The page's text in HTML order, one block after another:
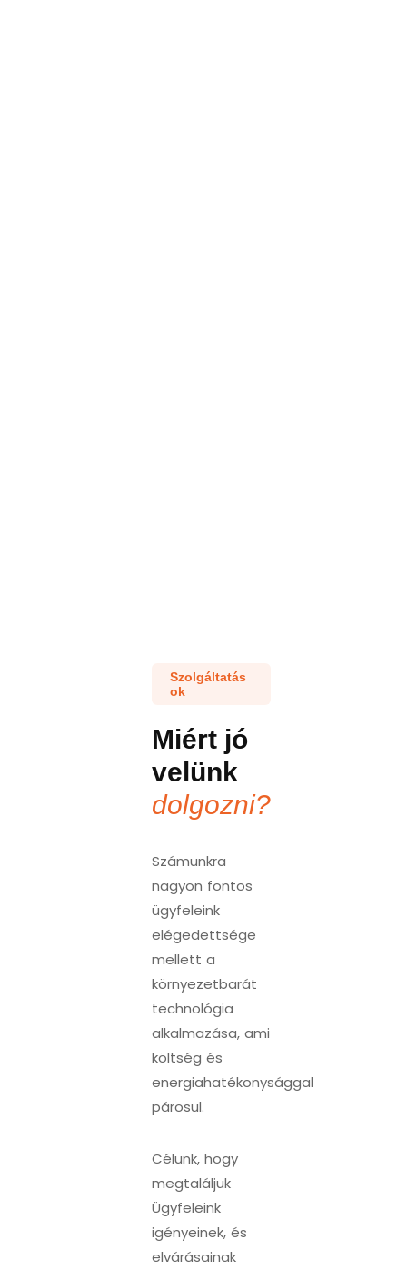
Szolgáltatás
ok
Miért jó
velünk
dolgozni?
Számunkra
nagyon fontos
ügyfeleink
elégedettsége
mellett a
környezetbarát
technológia
alkalmazása, ami
költség és
energiahatékonysággal
párosul.
Célunk, hogy
megtaláljuk
Ügyfeleink
igényeinek, és
elvárásainak